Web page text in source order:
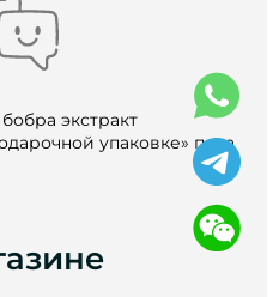
экстракт
упаковке» пока